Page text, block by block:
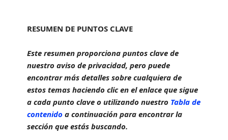
RESUMEN DE PUNTOS CLAVE
Este resumen proporciona puntos clave de
nuestro aviso de privacidad, pero puede
encontrar más detalles sobre cualquiera de
estos temas haciendo clic en el enlace que sigue
a cada punto clave o utilizando nuestro Tabla de
contenido a continuación para encontrar la
sección que estás buscando.